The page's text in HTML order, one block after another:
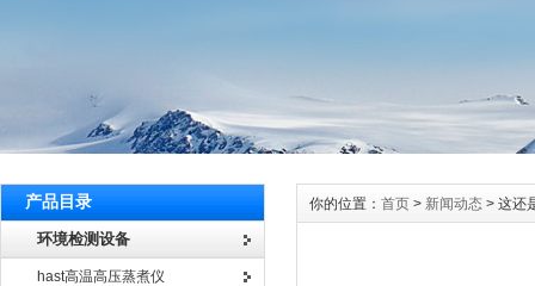
产品目录
环境检测设备
hast高温高压蒸煮仪
你的位置： 首页 > 新闻动态 > 这还